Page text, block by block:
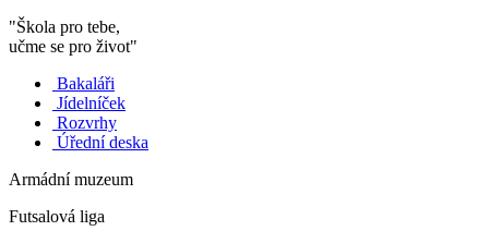
"Škola pro tebe,
učme se pro život"
Bakaláři
Jídelníček
Rozvrhy
Úřední deska
Armádní muzeum
Futsalová liga